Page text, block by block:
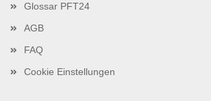
Glossar PFT24
AGB
FAQ
Cookie Einstellungen